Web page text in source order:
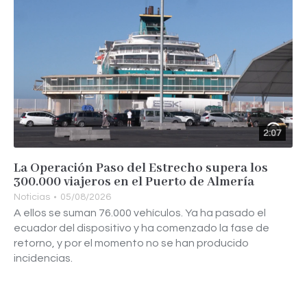
2:07
La Operación Paso del Estrecho supera los
300.000 viajeros en el Puerto de Almería
Noticias 05/08/2026
A ellos se suman 76.000 vehículos. Ya ha pasado el
ecuador del dispositivo y ha comenzado la fase de
retorno, y por el momento no se han producido
incidencias.